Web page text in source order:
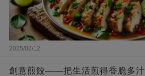
2025/02/12
創意煎餃——把生活煎得香脆多汁